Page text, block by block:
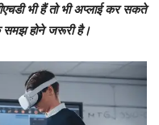
भी हैं तो भी अप्लाई कर सकते
समझ होने जरूरी है।